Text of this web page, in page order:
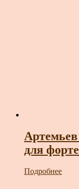
для
Подробнее